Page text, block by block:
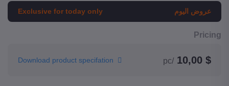
عروض اليوم Exclusive for today only
Pricing
$ 10,00
/pc